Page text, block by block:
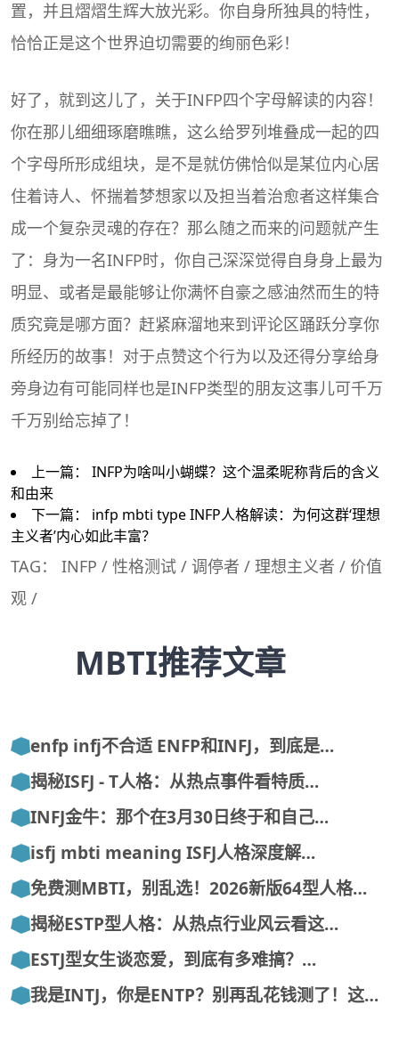
置，并且熠熠生辉大放光彩。你自身所独具的特性，
恰恰正是这个世界迫切需要的绚丽色彩！
好了，就到这儿了，关于INFP四个字母解读的内容！
你在那儿细细琢磨瞧瞧，这么给罗列堆叠成一起的四
个字母所形成组块，是不是就仿佛恰似是某位内心居
住着诗人、怀揣着梦想家以及担当着治愈者这样集合
成一个复杂灵魂的存在？那么随之而来的问题就产生
了：身为一名INFP时，你自己深深觉得自身身上最为
明显、或者是最能够让你满怀自豪之感油然而生的特
质究竟是哪方面？赶紧麻溜地来到评论区踊跃分享你
所经历的故事！对于点赞这个行为以及还得分享给身
旁身边有可能同样也是INFP类型的朋友这事儿可千万
千万别给忘掉了！
上一篇： INFP为啥叫小蝴蝶？这个温柔昵称背后的含义
和由来
下一篇： infp mbti type INFP人格解读：为何这群‘理想
主义者’内心如此丰富？
TAG： INFP / 性格测试 / 调停者 / 理想主义者 / 价值
观 /
MBTI推荐文章
enfp infj不合适 ENFP和INFJ，到底是…
揭秘ISFJ - T人格：从热点事件看特质…
INFJ金牛：那个在3月30日终于和自己…
isfj mbti meaning ISFJ人格深度解…
免费测MBTI，别乱选！2026新版64型人格…
揭秘ESTP型人格：从热点行业风云看这…
ESTJ型女生谈恋爱，到底有多难搞？…
我是INTJ，你是ENTP？别再乱花钱测了！这…